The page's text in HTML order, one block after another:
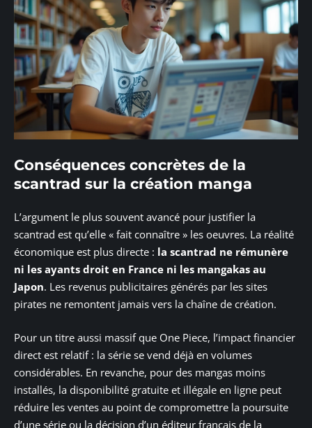
Conséquences concrètes de la
scantrad sur la création manga
L’argument le plus souvent avancé pour justifier la
scantrad est qu’elle « fait connaître » les oeuvres. La réalité
économique est plus directe : la scantrad ne rémunère
ni les ayants droit en France ni les mangakas au
Japon. Les revenus publicitaires générés par les sites
pirates ne remontent jamais vers la chaîne de création.
Pour un titre aussi massif que One Piece, l’impact financier
direct est relatif : la série se vend déjà en volumes
considérables. En revanche, pour des mangas moins
installés, la disponibilité gratuite et illégale en ligne peut
réduire les ventes au point de compromettre la poursuite
d’une série ou la décision d’un éditeur français de la